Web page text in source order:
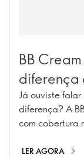
BB
diferença
Já ouviste
diferença? A
com cobertura
corrigir o tom
LER AGORA